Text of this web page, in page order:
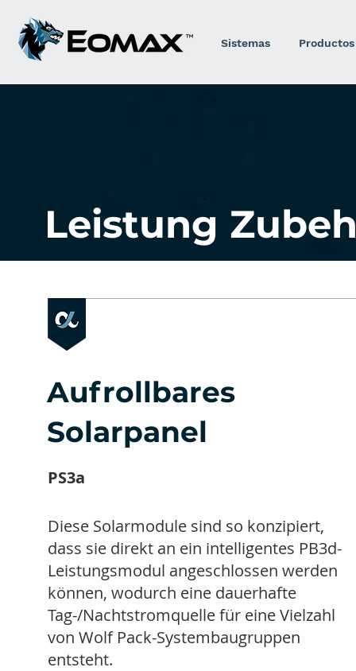
Sistemas Productos
Leistung
Aufrollbares
Solarpanel
Diese Solarmodule sind so konzipiert,
dass sie direkt an ein intelligentes PB3d-
Leistungsmodul angeschlossen werden
können, wodurch eine dauerhafte
Tag-/Nachtstromquelle für eine Vielzahl
von Wolf Pack-Systembaugruppen
entsteht.
PS3a